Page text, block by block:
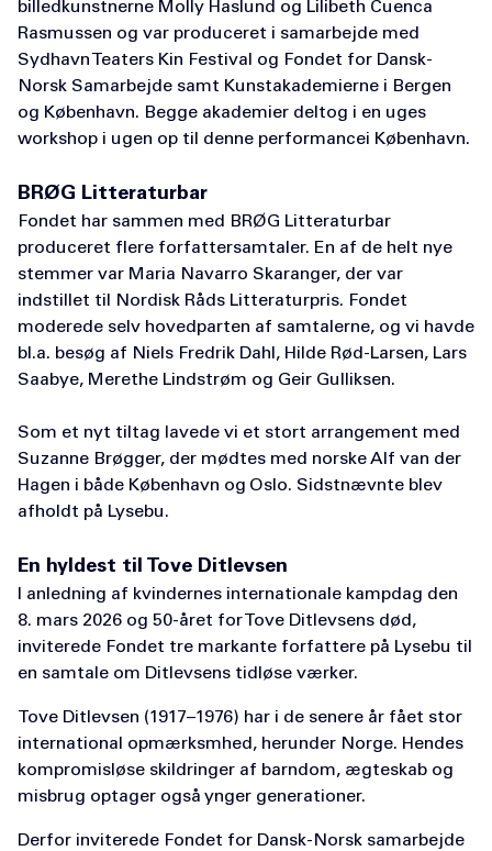
billedkunstnerne Molly Haslund og Lilibeth Cuenca
Rasmussen og var produceret i samarbejde med
Sydhavn Teaters Kin Festival og Fondet for Dansk-
Norsk Samarbejde samt Kunstakademierne i Bergen
og København. Begge akademier deltog i en uges
workshop i ugen op til denne performancei København.
BRØG Litteraturbar
Fondet har sammen med BRØG Litteraturbar
produceret flere forfattersamtaler. En af de helt nye
stemmer var Maria Navarro Skaranger, der var
indstillet til Nordisk Råds Litteraturpris. Fondet
moderede selv hovedparten af samtalerne, og vi havde
bl.a. besøg af Niels Fredrik Dahl, Hilde Rød-Larsen, Lars
Saabye, Merethe Lindstrøm og Geir Gulliksen.
Som et nyt tiltag lavede vi et stort arrangement med
Suzanne Brøgger, der mødtes med norske Alf van der
Hagen i både København og Oslo. Sidstnævnte blev
afholdt på Lysebu.
En hyldest til Tove Ditlevsen
I anledning af kvindernes internationale kampdag den
8. mars 2026 og 50-året for Tove Ditlevsens død,
inviterede Fondet tre markante forfattere på Lysebu til
en samtale om Ditlevsens tidløse værker.
Tove Ditlevsen (1917–1976) har i de senere år fået stor
international opmærksmhed, herunder Norge. Hendes
kompromisløse skildringer af barndom, ægteskab og
misbrug optager også ynger generationer.
Derfor inviterede Fondet for Dansk-Norsk samarbejde